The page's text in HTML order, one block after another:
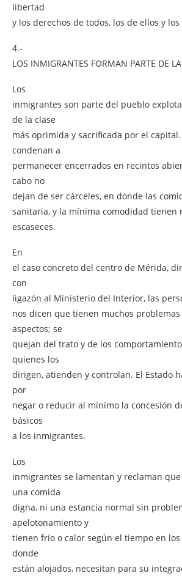
libertad
y los derechos de todos, los de ellos y
4.-
LOS INMIGRANTES FORMAN PARTE DE
Los
inmigrantes son parte del pueblo
de la clase
más oprimida y sacrificada por el capital.
condenan a
permanecer encerrados en recintos
cabo no
dejan de ser cárceles, en donde las
sanitaria, y la mínima comodidad tienen
escaseces.
En
el caso concreto del centro de Mérida,
con
ligazón al Ministerio del Interior, las
nos dicen que tienen muchos
aspectos; se
quejan del trato y de los
quienes los
dirigen, atienden y controlan. El Estado
por
negar o reducir al mínimo la concesión
básicos
a los inmigrantes.
Los
inmigrantes se lamentan y reclaman
una comida
digna, ni una estancia normal sin
apelotonamiento y
tienen frío o calor según el tiempo en
donde
están alojados, necesitan para su